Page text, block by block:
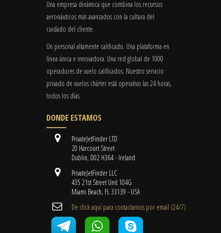
Una empresa dinámica que combina los recursos
aeronáuticos más avanzados con la cultura del
cuidado del cliente.
Un personal altamente calificado. Una plataforma en
línea única e innovadora. Una red global de 1000
operadores de vuelo calificados. Nuestro servicio
privado de vuelos chárter está operativo las 24 horas,
todos los días.
DONDE ESTAMOS
PrivateJetFinder LTD
20 Harcourt Street
Dublin, D02 H364 - Ireland
PrivateJetFinder LLC
435 21st Street Unit 104G
Miami Beach, FL 33139 - USA
De click aquí para contactarnos por email ​(24/7)